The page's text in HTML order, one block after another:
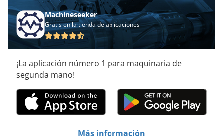
Heidelberger
Hhs
Kba
Kbk
Koenig
Maier
Machineseeker
Gratis en la tienda de aplicaciones
¡La aplicación número 1 para maquinaria de
segunda mano!
Más información